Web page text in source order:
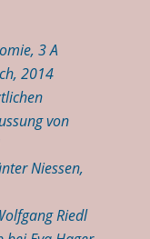
3 A
2014
von
Niessen,
Riedl